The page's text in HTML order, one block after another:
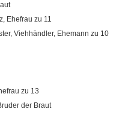
Ehefrau zu 11
Viehhändler, Ehemann zu 10
zu 13
der Braut